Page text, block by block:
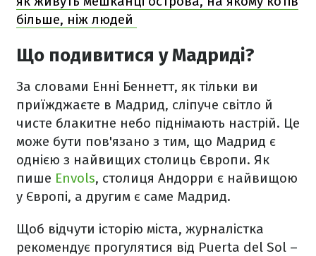
більше, ніж людей
Що подивитися у Мадриді?
За словами Енні Беннетт, як тільки ви
приїжджаєте в Мадрид, сліпуче світло й
чисте блакитне небо піднімають настрій. Це
може бути пов'язано з тим, що Мадрид є
однією з найвищих столиць Європи. Як
пише Envols, столиця Андорри є найвищою
у Європі, а другим є саме Мадрид.
Щоб відчути історію міста, журналістка
рекомендує прогулятися від Puerta del Sol –